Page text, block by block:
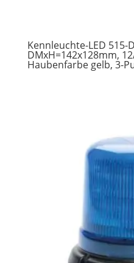
Kennleuchte-LED 515-
DMxH=142x128mm,
Haubenfarbe gelb, 3-